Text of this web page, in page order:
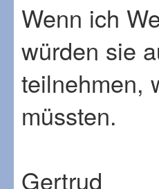
Wenn ich
würden sie
teilnehmen,
müssten.
Gertrud